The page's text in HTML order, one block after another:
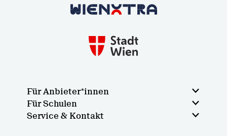
Zurück zur Startseite
Für Anbieter*innen
Für Schulen
Service & Kontakt